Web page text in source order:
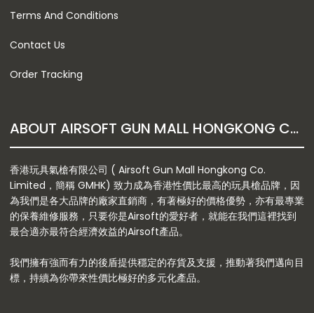
Terms And Conditions
Contact Us
Order Tracking
ABOUT AIRSOFT GUN MALL HONGKONG CO. LTD
香港玩具氣槍有限公司 ( Airsoft Gun Mall Hongkong Co.
Limited，簡稱 GMHK) 致力成為香港性價比最高的玩具槍品牌，因
為我們是各大品牌的廠家直銷商，有著極好的價格優勢，亦有最專業
的保養維修服務，只要你是Airsoft的愛好者，就能在我們這裡找到
最合適亦最符合經濟效益的Airsoft產品。
我們擁有強而有力的後盾提供穩定的存貨及支援，推動著我們邁向目
標，持續為你帶來性價比極好的多元化產品。